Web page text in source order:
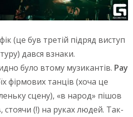
(це був третій підряд виступ
дався взнаки.
було втому музикантів. Рау
фірмових танців (хоча це
сцену), «в народ» пішов
стоячи (!) на руках людей. Так-